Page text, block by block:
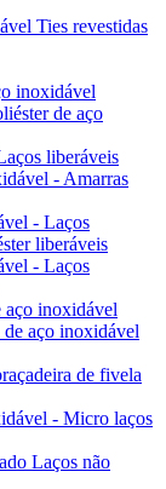
Ties revestidas
inoxidável
de aço
liberáveis
- Amarras
- Laços
liberáveis
- Laços
aço inoxidável
de aço inoxidável
de fivela
- Micro laços
Laços não